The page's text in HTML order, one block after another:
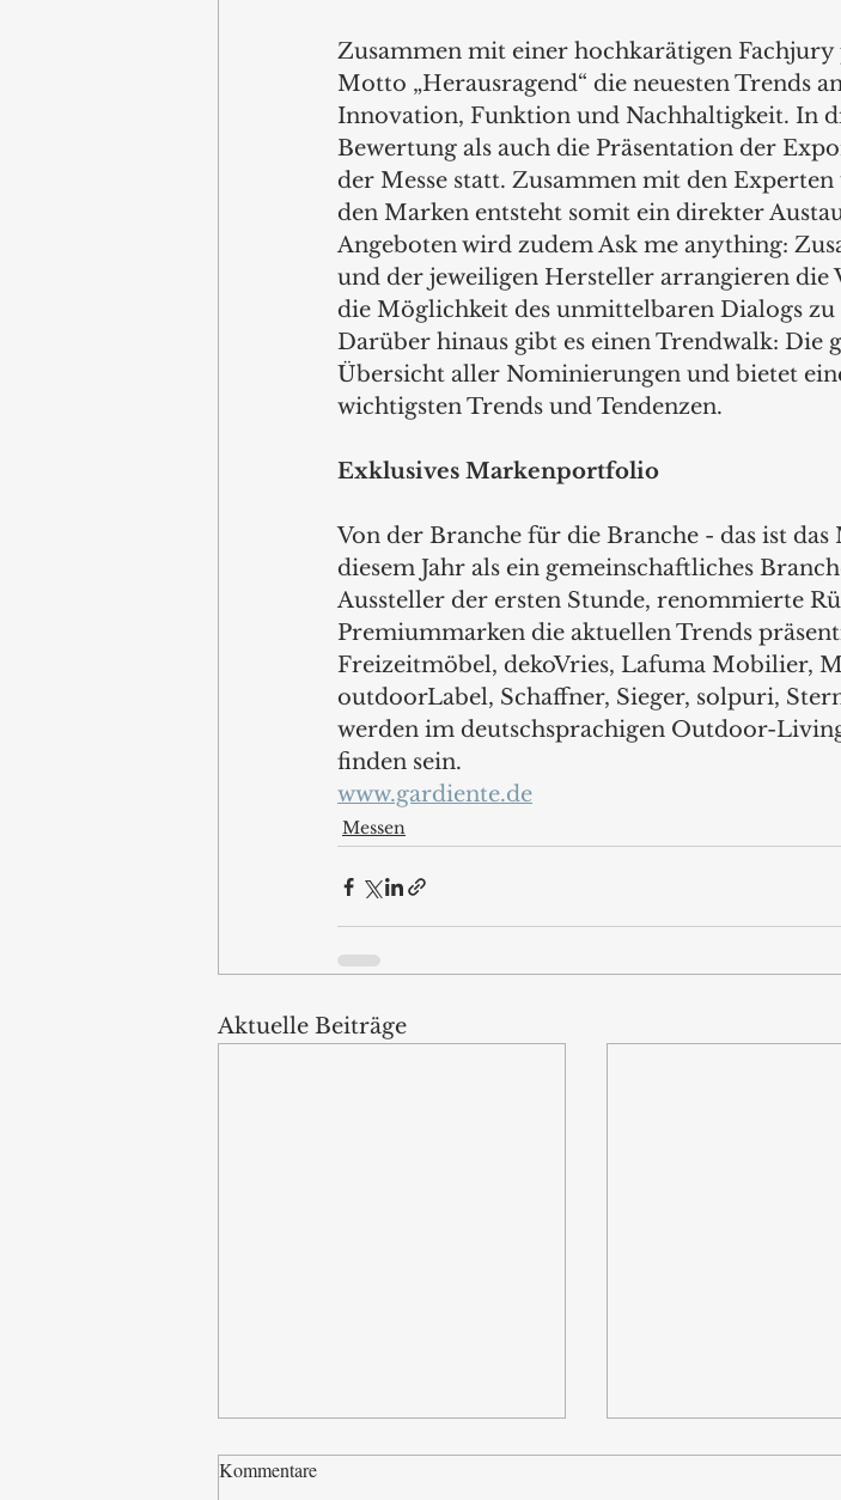
Zusammen mit einer hochkarätigen
Motto „Herausragend“ die neuesten Trends
Innovation, Funktion und Nachhaltigkeit. In
Bewertung als auch die Präsentation der
der Messe statt. Zusammen mit den
den Marken entsteht somit ein direkter
Angeboten wird zudem Ask me anything:
und der jeweiligen Hersteller arrangieren die
die Möglichkeit des unmittelbaren Dialogs
Darüber hinaus gibt es einen Trendwalk: Die
Übersicht aller Nominierungen und bietet
wichtigsten Trends und Tendenzen.
Exklusives Markenportfolio
Von der Branche für die Branche - das ist
diesem Jahr als ein gemeinschaftliches
Aussteller der ersten Stunde, renommierte
Premiummarken die aktuellen Trends
Freizeitmöbel, dekoVries, Lafuma Mobilier,
outdoorLabel, Schaffner, Sieger, solpuri,
werden im deutschsprachigen Outdoor-
finden sein.
www.gardiente.de
Messen
Aktuelle Beiträge
Kommentare